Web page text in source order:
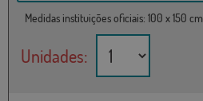
Medidas instituições oficiais: 100 x 150 cm
Unidades: